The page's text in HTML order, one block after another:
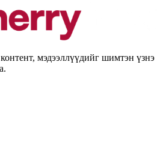
мэдээллүүдийг шимтэн үзнэ